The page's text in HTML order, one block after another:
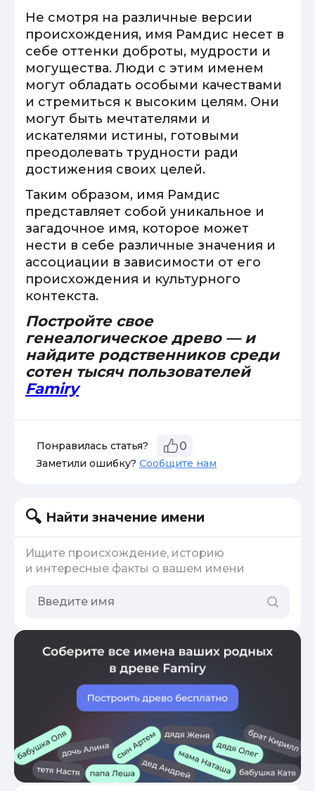
Не смотря на различные версии
происхождения, имя Рамдис несет в
себе оттенки доброты, мудрости и
могущества. Люди с этим именем
могут обладать особыми качествами
и стремиться к высоким целям. Они
могут быть мечтателями и
искателями истины, готовыми
преодолевать трудности ради
достижения своих целей.
Таким образом, имя Рамдис
представляет собой уникальное и
загадочное имя, которое может
нести в себе различные значения и
ассоциации в зависимости от его
происхождения и культурного
контекста.
Постройте свое
генеалогическое древо — и
найдите родственников среди
сотен тысяч пользователей
Famiry
Понравилась статья? 0
Заметили ошибку? Сообщите нам
Найти значение имени
Ищите происхождение, историю
и интересные факты о вашем имени